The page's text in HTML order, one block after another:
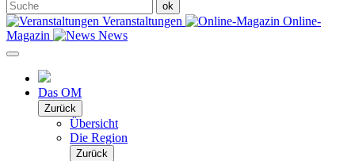
Veranstaltungen
Online-
Magazin
News
Das OM
Zurück
Übersicht
Die Region
Zurück